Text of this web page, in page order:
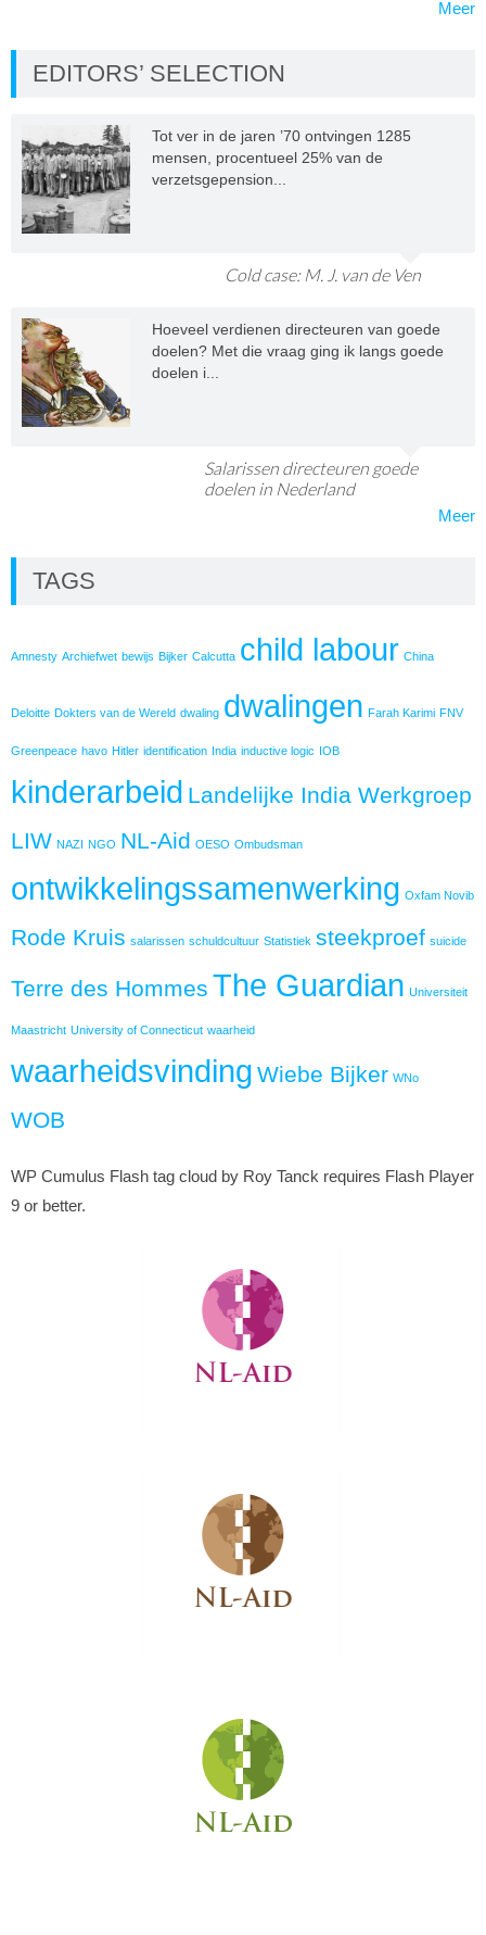
Meer
EDITORS’ SELECTION
Tot ver in de jaren ’70 ontvingen 1285
mensen, procentueel 25% van de
verzetsgepension...
Cold case: M. J. van de Ven
Hoeveel verdienen directeuren van goede
doelen? Met die vraag ging ik langs goede
doelen i...
Salarissen directeuren goede
doelen in Nederland
Meer
TAGS
Amnesty Archiefwet bewijs Bijker Calcutta child labour China
Deloitte Dokters van de Wereld dwaling dwalingen Farah Karimi FNV
Greenpeace havo Hitler identification India inductive logic IOB
kinderarbeid Landelijke India Werkgroep
LIW NAZI NGO NL-Aid OESO Ombudsman
ontwikkelingssamenwerking Oxfam Novib
Rode Kruis salarissen schuldcultuur Statistiek steekproef suicide
Terre des Hommes The Guardian Universiteit
Maastricht University of Connecticut waarheid
waarheidsvinding Wiebe Bijker WNo
WOB
WP Cumulus Flash tag cloud by Roy Tanck requires Flash Player
9 or better.